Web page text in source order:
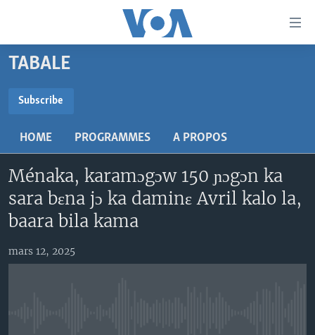
Menu
principal
navigation
principale
Retour
recherche
MALI KURA
RADIO
AN BA FO!
FARAFINA FOLI
Learning English
SUIVEZ-NOUS
TABALE
Subscribe
HOME PROGRAMMES A PROPOS
Ménaka, karamɔgɔw 150 ɲɔgɔn ka
sara bɛna jɔ ka daminɛ Avril kalo la,
baara bila kama
mars 12, 2025